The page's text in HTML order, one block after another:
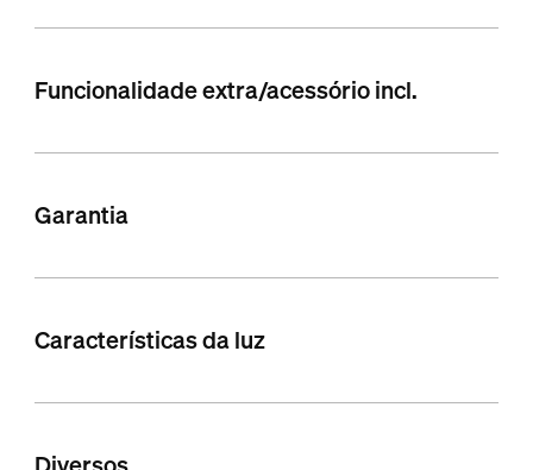
Funcionalidade extra/acessório incl.
Garantia
Características da luz